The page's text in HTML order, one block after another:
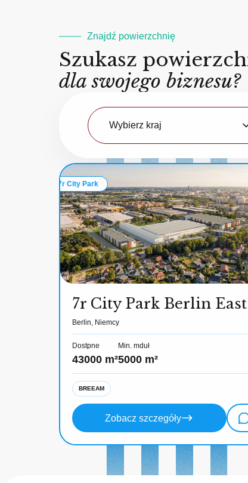
Znajdź powierzchnię
Szukasz
dla swojego biznesu?
Kraj
Wybierz kraj
7r City Park
7r City Park Berlin East
Berlin, Niemcy
Dostpne
43000 m²
Min. mduł
5000 m²
BREEAM
Zobacz szczegóły